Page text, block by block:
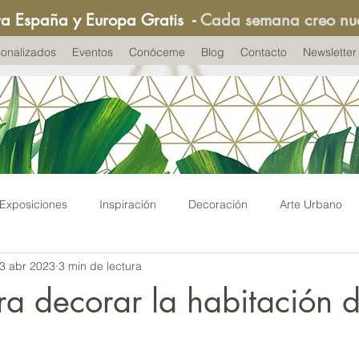
España y Europa Gratis -Cada semana creo
Eventos Conóceme Blog Contacto Newsletter
Exposiciones Inspiración Decoración Arte Urbano
decorar la habitación
abr 2023 3 min de lectura